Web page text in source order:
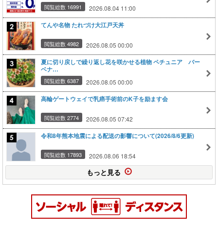
閲覧総数 16991 2026.08.04 11:00
てんや名物 たれづけ大江戸天丼
閲覧総数 4982 2026.08.05 00:00
夏に切り戻しで繰り返し花を咲かせる植物 ペチュニア バー
ベナ…
閲覧総数 6387 2026.08.05 00:00
高輪ゲートウェイで乳癌手術前のK子を励ます会
閲覧総数 2774 2026.08.05 07:42
令和8年熊本地震による配送の影響について(2026/8/6更新)
閲覧総数 17893 2026.08.06 18:54
もっと見る